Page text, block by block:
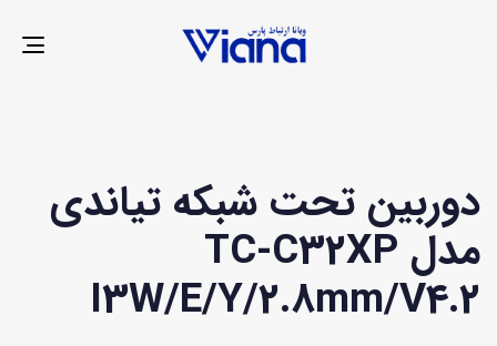
دوربین تحت شبکه تیاندی
مدل TC-C32XP
I3W/E/Y/2.8mm/V4.2